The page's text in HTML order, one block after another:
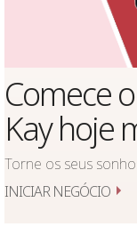
Comece
Kay hoje
Torne os seus
INICIAR NEGÓCIO